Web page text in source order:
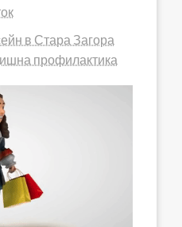
в Стара Загора
профилактика